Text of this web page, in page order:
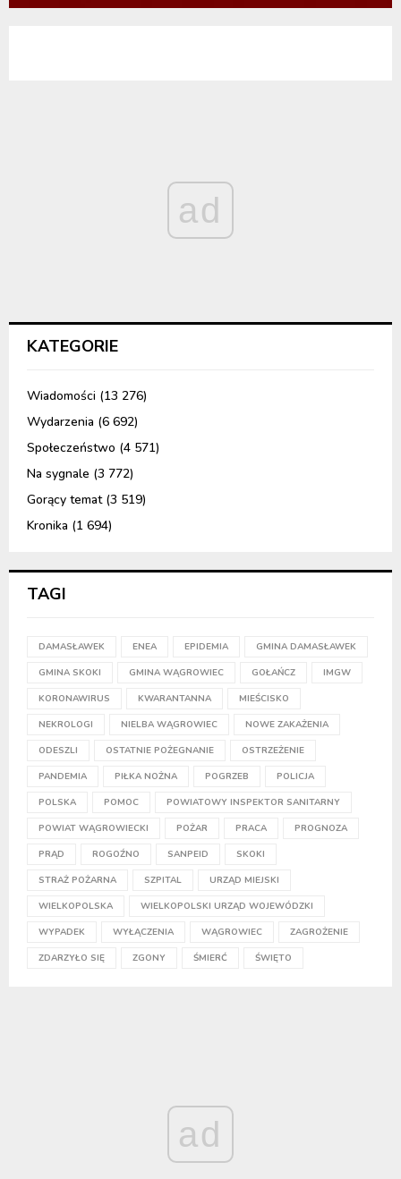
ad
KATEGORIE
Wiadomości (13 276)
Wydarzenia (6 692)
Społeczeństwo (4 571)
Na sygnale (3 772)
Gorący temat(3 519)
Kronika (1 694)
TAGI
DAMASŁAWEK ENEA EPIDEMIA GMINA DAMASŁAWEK
GMINA SKOKI GMINA WĄGROWIEC GOŁAŃCZ IMGW
KORONAWIRUS KWARANTANNA MIEŚCISKO
NEKROLOGI NIELBA WĄGROWIEC NOWE ZAKAŻENIA
ODESZLI OSTATNIE POŻEGNANIE OSTRZEŻENIE
PANDEMIA PIŁKA NOŻNA POGRZEB POLICJA
POLSKA POMOC POWIATOWY INSPEKTOR SANITARNY
POWIAT WĄGROWIECKI POŻAR PRACA PROGNOZA
PRĄD ROGOŹNO SANPEID SKOKI
STRAŻ POŻARNA SZPITAL URZĄD MIEJSKI
WIELKOPOLSKA WIELKOPOLSKI URZĄD WOJEWÓDZKI
WYPADEK WYŁĄCZENIA WĄGROWIEC ZAGROŻENIE
ZDARZYŁO SIĘ ZGONY ŚMIERĆ ŚWIĘTO
ad